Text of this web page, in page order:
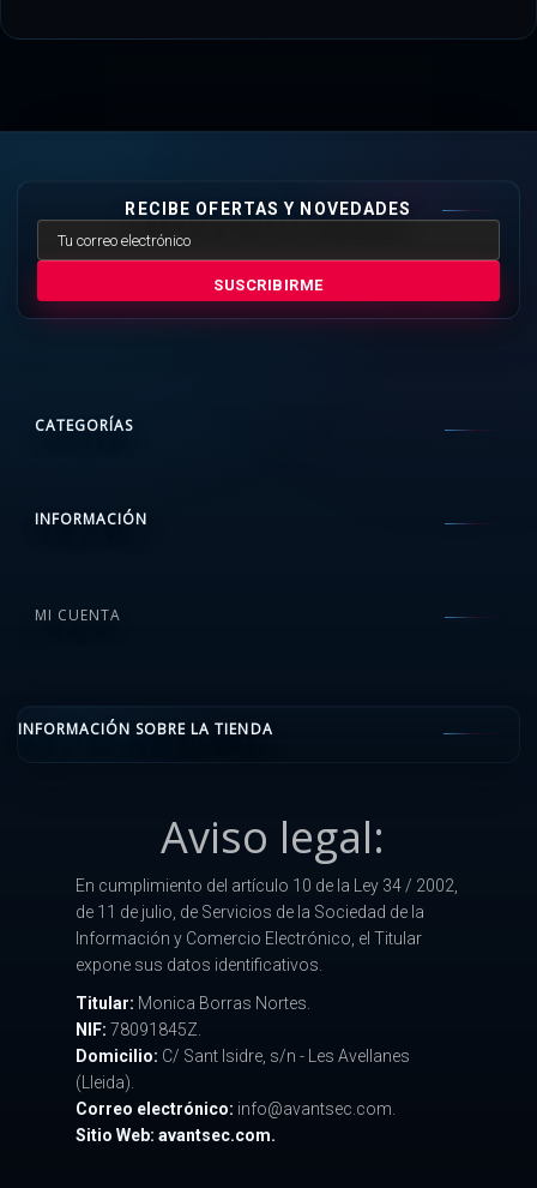
RECIBE OFERTAS Y NOVEDADES
SUSCRIBIRME
CATEGORÍAS
INFORMACIÓN
MI CUENTA
INFORMACIÓN SOBRE LA TIENDA
Aviso legal:
En cumplimiento del artículo 10 de la Ley 34 / 2002,
de 11 de julio, de Servicios de la Sociedad de la
Información y Comercio Electrónico, el Titular
expone sus datos identificativos.
Titular: Monica Borras Nortes.
NIF: 78091845Z.
Domicilio: C/ Sant Isidre, s/n - Les Avellanes
(Lleida).
Correo electrónico: info@avantsec.com.
Sitio Web: avantsec.com.